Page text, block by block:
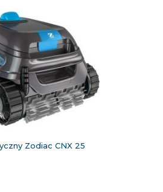
Zodiac CNX 25